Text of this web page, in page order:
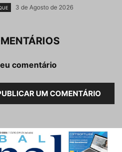
3 de Agosto de 2026
comentário
UM COMENTÁRIO